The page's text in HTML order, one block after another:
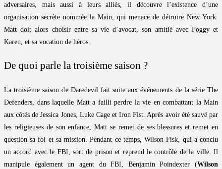
adversaires, mais aussi à leurs alliés, il découvre l’existence d’une
organisation secrète nommée la Main, qui menace de détruire New York.
Matt doit alors choisir entre sa vie d’avocat, son amitié avec Foggy et
Karen, et sa vocation de héros.
De quoi parle la troisième saison ?
La troisième saison de Daredevil fait suite aux événements de la série The
Defenders, dans laquelle Matt a failli perdre la vie en combattant la Main
aux côtés de Jessica Jones, Luke Cage et Iron Fist. Après avoir été sauvé par
les religieuses de son enfance, Matt se remet de ses blessures et remet en
question sa foi et sa mission. Pendant ce temps, Wilson Fisk, qui a conclu
un accord avec le FBI, sort de prison et reprend le contrôle de la ville. Il
manipule également un agent du FBI, Benjamin Poindexter (Wilson